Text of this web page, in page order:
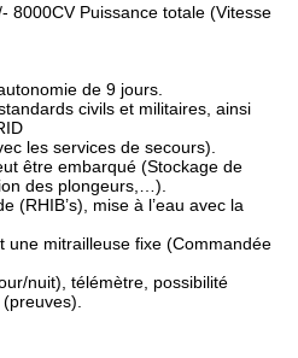
8000CV Puissance totale (Vitesse
de 9 jours.
civils et militaires, ainsi
les services de secours).
être embarqué (Stockage de
des plongeurs,…).
(RHIB’s), mise à l’eau avec la
une mitrailleuse fixe (Commandée
nuit), télémètre, possibilité